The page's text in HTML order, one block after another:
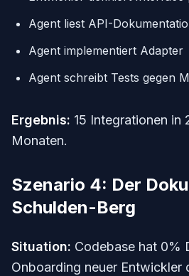
Agent liest API-
Agent implementiert Adapter
Agent schreibt Tests gegen
Ergebnis: 15 Integrationen in
Monaten.
Szenario 4: Der
Schulden-Berg
Situation: Codebase hat 0%
Onboarding neuer Entwickler